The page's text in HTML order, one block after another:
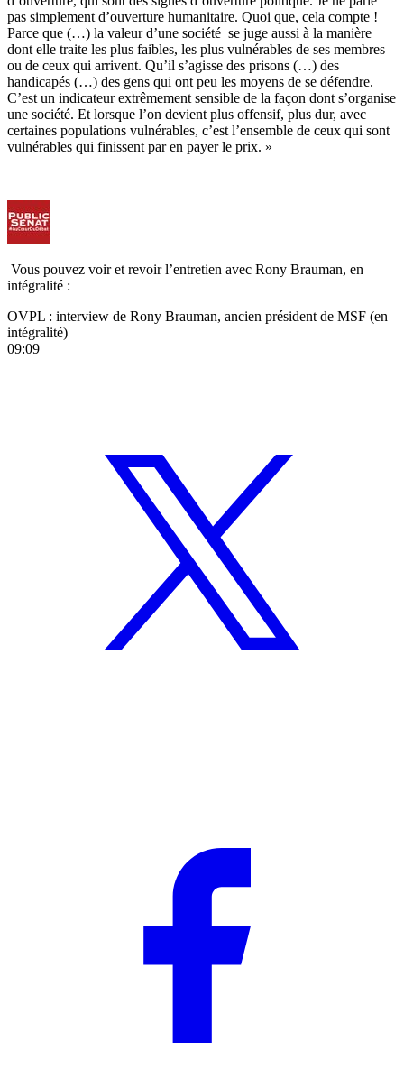
pas simplement d’ouverture humanitaire. Quoi que, cela compte !
Parce que (…) la valeur d’une société se juge aussi à la manière
dont elle traite les plus faibles, les plus vulnérables de ses membres
ou de ceux qui arrivent. Qu’il s’agisse des prisons (…) des
handicapés (…) des gens qui ont peu les moyens de se défendre.
C’est un indicateur extrêmement sensible de la façon dont s’organise
une société. Et lorsque l’on devient plus offensif, plus dur, avec
certaines populations vulnérables, c’est l’ensemble de ceux qui sont
vulnérables qui finissent par en payer le prix. »
Vous pouvez voir et revoir l’entretien avec Rony Brauman, en
intégralité :
OVPL : interview de Rony Brauman, ancien président de MSF (en
intégralité)
09:09